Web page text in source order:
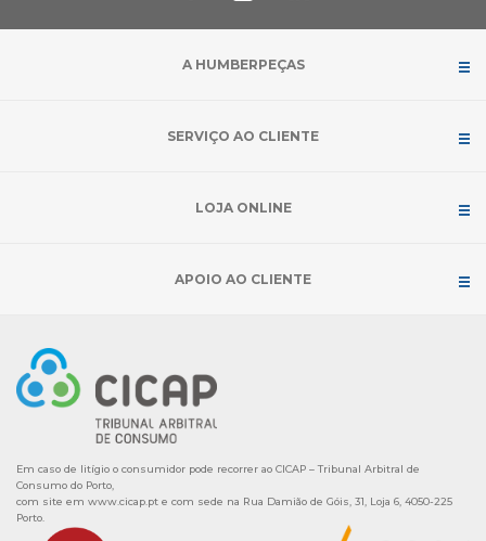
A HUMBERPEÇAS
SERVIÇO AO CLIENTE
LOJA ONLINE
APOIO AO CLIENTE
Em caso de litígio o consumidor pode recorrer ao CICAP – Tribunal Arbitral de
Consumo do Porto,
com site em www.cicap.pt e com sede na Rua Damião de Góis, 31, Loja 6, 4050-225
Porto.